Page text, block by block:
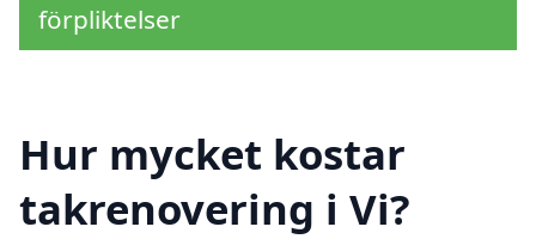
förpliktelser
Hur mycket kostar
takrenovering i Vi?